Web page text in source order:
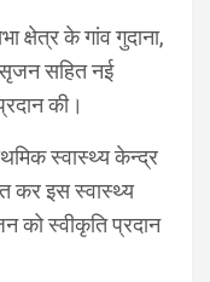
क्षेत्र के गांव गुदाना,
सहित नई
की।
स्वास्थ्य केन्द्र
कर इस स्वास्थ्य
को स्वीकृति प्रदान